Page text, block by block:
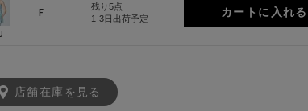
F
残り5点
1-3日出荷予定
店舗在庫を見る